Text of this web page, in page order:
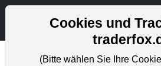
Cookies und
(Bitte wählen Sie Ihre